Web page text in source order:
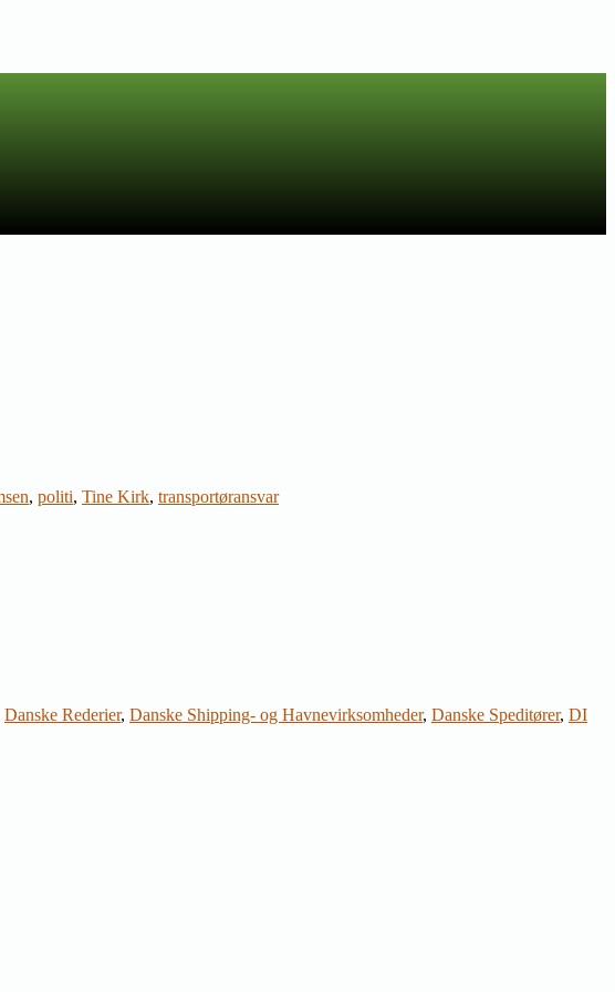
, politi, Tine Kirk, transportøransvar
Danske Rederier, Danske Shipping- og Havnevirksomheder, Danske Speditører, DI